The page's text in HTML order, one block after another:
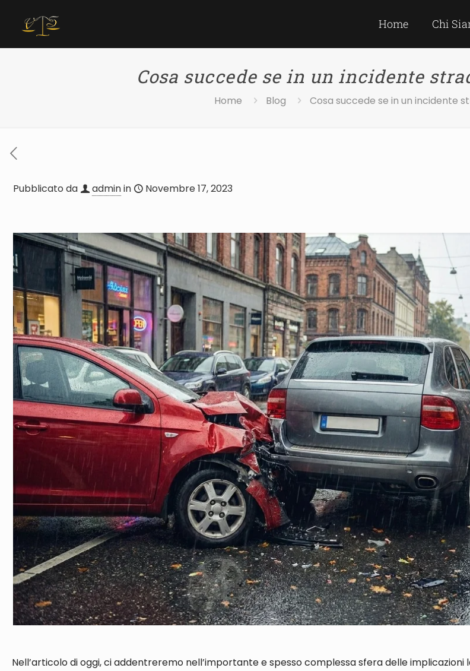
Home Chi
Cosa succede se in un incidente
Home Blog Cosa succede se in un incidente
Pubblicato da adminin Novembre 17, 2023
Nell’articolo di oggi, ci addentreremo nell’importante e spesso complessa sfera delle implicazioni